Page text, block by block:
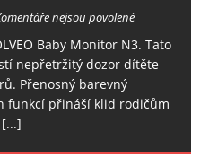
nejsou povolené
Baby Monitor N3. Tato
nepřetržitý dozor dítěte
Přenosný barevný
funkcí přináší klid rodičům
[...]